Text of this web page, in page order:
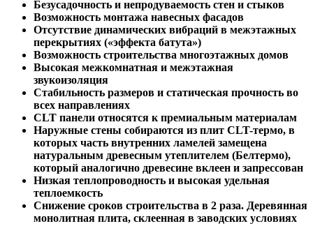
Безусадочность и непродуваемость стен и стыков
Возможность монтажа навесных фасадов
Отсутствие динамических вибраций в межэтажных
перекрытиях («эффекта батута»)
Возможность строительства многоэтажных домов
Высокая межкомнатная и межэтажная
звукоизоляция
Стабильность размеров и статическая прочность во
всех направлениях
CLT панели относятся к премиальным материалам
Наружные стены собираются из плит CLT-термо, в
которых часть внутренних ламелей замещена
натуральным древесным утеплителем (Белтермо),
который аналогично древесине вклеен и запрессован
Низкая теплопроводность и высокая удельная
теплоемкость
Снижение сроков строительства в 2 раза. Деревянная
монолитная плита, склеенная в заводских условиях